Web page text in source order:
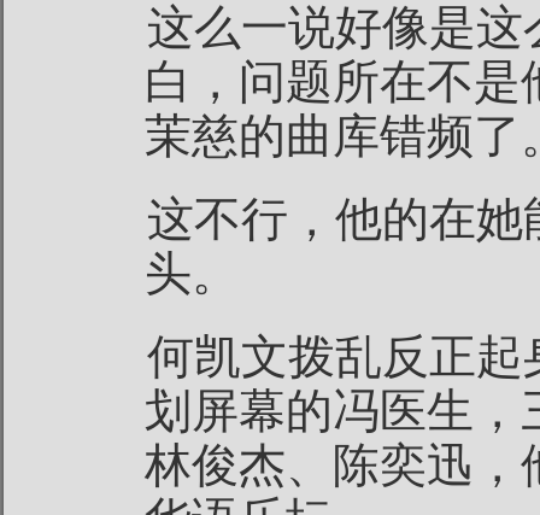
这么一说好像是
白，问题所在不
茉慈的曲库错频了
这不行，他的在
头。
何凯文拨乱反正
划屏幕的冯医生，
林俊杰、陈奕迅，